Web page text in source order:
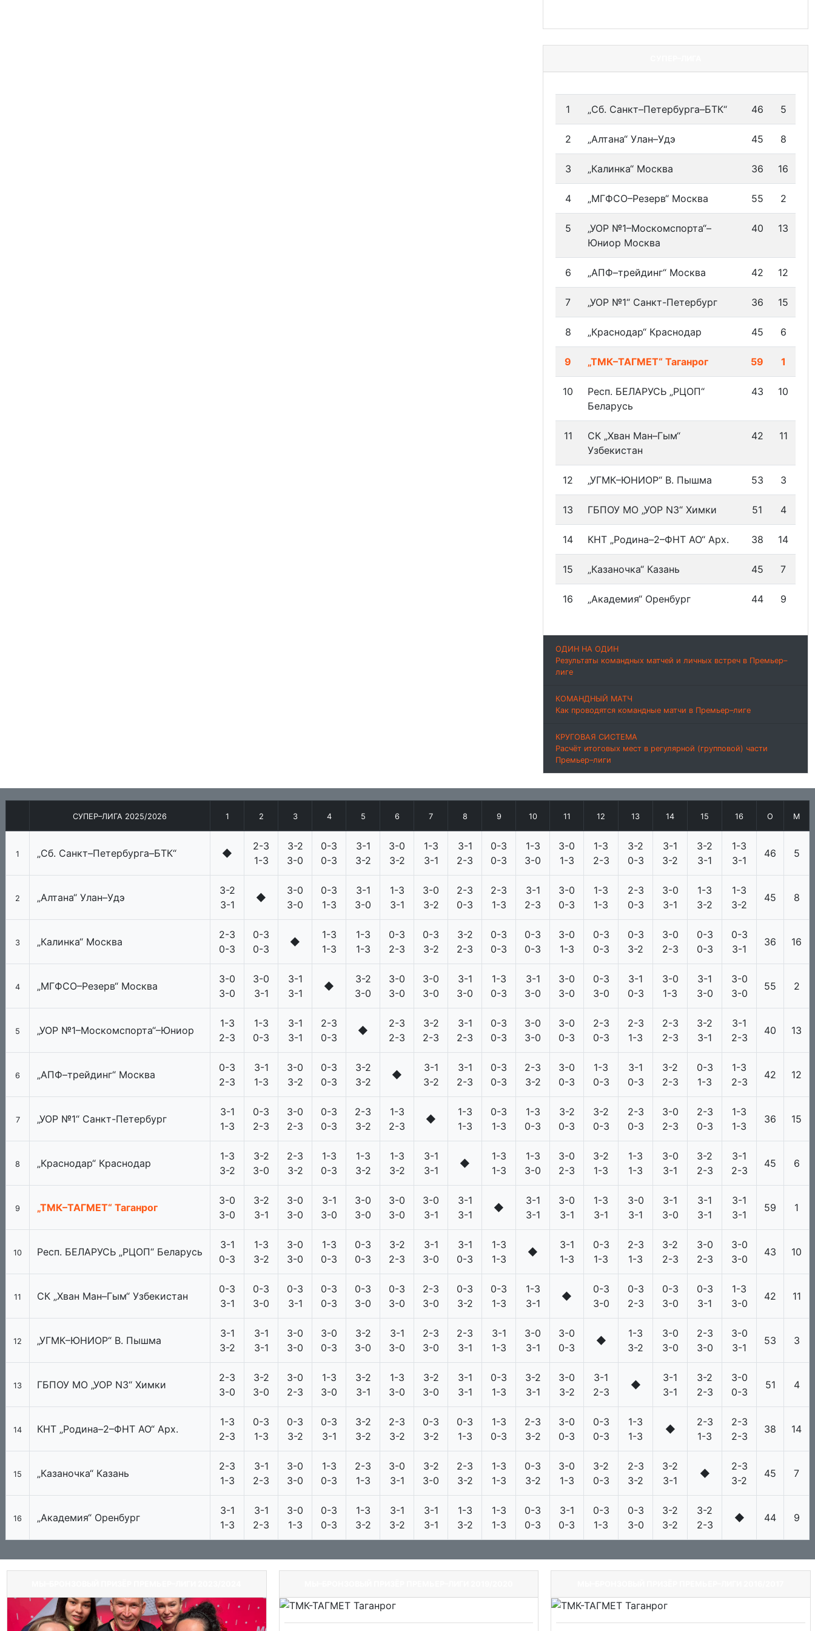
1 „Сб. Санкт–Петербурга–БТК“ 46 5
2 „Алтана“ Улан–Удэ 45 8
3 „Калинка“ Москва 36 16
4 „МГФСО–Резерв“ Москва 55 2
5
„УОР №1–Москомспорта“–
Юниор Москва
40 13
6 „АПФ–трейдинг“ Москва 42 12
7 „УОР №1“ Санкт-Петербург 36 15
8 „Краснодар“ Краснодар 45 6
9 „ТМК–ТАГМЕТ“ Таганрог 59 1
10
Респ. БЕЛАРУСЬ „РЦОП“
Беларусь
43 10
11
СК „Хван Ман–Гым“
Узбекистан
42 11
12 „УГМК–ЮНИОР“ В. Пышма 53 3
13 ГБПОУ МО „УОР N3“ Химки 51 4
14 КНТ „Родина–2–ФНТ АО“ Арх. 38 14
15 „Казаночка“ Казань 45 7
16 „Академия“ Оренбург 44 9
ОДИН НА ОДИН
Результаты командных матчей и личных встреч в Премьер–
лиге
КОМАНДНЫЙ МАТЧ
Как проводятся командные матчи в Премьер–лиге
КРУГОВАЯ СИСТЕМА
Расчёт итоговых мест в регулярной (групповой) части
Премьер–лиги
СУПЕР–ЛИГА 2025/2026 1 2 3 4 5 6 7 8 9 10 11 12 13 14 15 16 О М
1 „Сб. Санкт–Петербурга–БТК“ ◆
2-3
1-3
3-2
3-0
0-3
0-3
3-1
3-2
3-0
3-2
1-3
3-1
3-1
2-3
0-3
0-3
1-3
3-0
3-0
1-3
1-3
2-3
3-2
0-3
3-1
3-2
3-2
3-1
1-3
3-1
46 5
2 „Алтана“ Улан–Удэ
3-2
3-1
◆
3-0
3-0
0-3
1-3
3-1
3-0
1-3
3-1
3-0
3-2
2-3
0-3
2-3
1-3
3-1
2-3
3-0
0-3
1-3
1-3
2-3
0-3
3-0
3-1
1-3
3-2
1-3
3-2
45 8
3 „Калинка“ Москва
2-3
0-3
0-3
0-3
◆
1-3
1-3
1-3
1-3
0-3
2-3
0-3
3-2
3-2
2-3
0-3
0-3
0-3
0-3
3-0
1-3
0-3
0-3
0-3
3-2
3-0
2-3
0-3
0-3
0-3
3-1
36 16
4 „МГФСО–Резерв“ Москва
3-0
3-0
3-0
3-1
3-1
3-1
◆
3-2
3-0
3-0
3-0
3-0
3-0
3-1
3-0
1-3
0-3
3-1
3-0
3-0
3-0
0-3
3-0
3-1
0-3
3-0
1-3
3-1
3-0
3-0
3-0
55 2
5 „УОР №1–Москомспорта“–Юниор
1-3
2-3
1-3
0-3
3-1
3-1
2-3
0-3
◆
2-3
2-3
3-2
2-3
3-1
2-3
0-3
0-3
3-0
3-0
3-0
0-3
2-3
0-3
2-3
1-3
2-3
2-3
3-2
3-1
3-1
2-3
40 13
6 „АПФ–трейдинг“ Москва
0-3
2-3
3-1
1-3
3-0
3-2
0-3
0-3
3-2
3-2
◆
3-1
3-2
3-1
2-3
0-3
0-3
2-3
3-2
3-0
0-3
1-3
0-3
3-1
0-3
3-2
2-3
0-3
1-3
1-3
2-3
42 12
7 „УОР №1“ Санкт-Петербург
3-1
1-3
0-3
2-3
3-0
2-3
0-3
0-3
2-3
3-2
1-3
2-3
◆
1-3
1-3
0-3
1-3
1-3
0-3
3-2
0-3
3-2
0-3
2-3
0-3
3-0
2-3
2-3
0-3
1-3
1-3
36 15
8 „Краснодар“ Краснодар
1-3
3-2
3-2
3-0
2-3
3-2
1-3
0-3
1-3
3-2
1-3
3-2
3-1
3-1
◆
1-3
1-3
1-3
3-0
3-0
2-3
3-2
1-3
1-3
1-3
3-0
3-1
3-2
2-3
3-1
2-3
45 6
9 „ТМК–ТАГМЕТ“ Таганрог
3-0
3-0
3-2
3-1
3-0
3-0
3-1
3-0
3-0
3-0
3-0
3-0
3-0
3-1
3-1
3-1
◆
3-1
3-1
3-0
3-1
1-3
3-1
3-0
3-1
3-1
3-0
3-1
3-1
3-1
3-1
59 1
10 Респ. БЕЛАРУСЬ „РЦОП“ Беларусь
3-1
0-3
1-3
3-2
3-0
3-0
1-3
0-3
0-3
0-3
3-2
2-3
3-1
3-0
3-1
0-3
1-3
1-3
◆
3-1
1-3
0-3
1-3
2-3
1-3
3-2
2-3
3-0
2-3
3-0
3-0
43 10
11 СК „Хван Ман–Гым“ Узбекистан
0-3
3-1
0-3
3-0
0-3
3-1
0-3
0-3
0-3
3-0
0-3
3-0
2-3
3-0
0-3
3-2
0-3
1-3
1-3
3-1
◆
0-3
3-0
0-3
2-3
0-3
3-0
0-3
3-1
1-3
3-0
42 11
12 „УГМК–ЮНИОР“ В. Пышма
3-1
3-2
3-1
3-1
3-0
3-0
3-0
0-3
3-2
3-0
3-1
3-0
2-3
3-0
2-3
3-1
3-1
1-3
3-0
3-1
3-0
0-3
◆
1-3
3-2
3-0
3-0
2-3
3-0
3-0
3-1
53 3
13 ГБПОУ МО „УОР N3“ Химки
2-3
3-0
3-2
3-0
3-0
2-3
1-3
3-0
3-2
3-1
1-3
3-0
3-2
3-0
3-1
3-1
0-3
1-3
3-2
3-1
3-0
3-2
3-1
2-3
◆
3-1
3-1
3-2
2-3
3-0
0-3
51 4
14 КНТ „Родина–2–ФНТ АО“ Арх.
1-3
2-3
0-3
1-3
0-3
3-2
0-3
3-1
3-2
3-2
2-3
3-2
0-3
3-2
0-3
1-3
1-3
0-3
2-3
3-2
3-0
0-3
0-3
0-3
1-3
1-3
◆
2-3
1-3
2-3
2-3
38 14
15 „Казаночка“ Казань
2-3
1-3
3-1
2-3
3-0
3-0
1-3
0-3
2-3
1-3
3-0
3-1
3-2
3-0
2-3
3-2
1-3
1-3
0-3
3-2
3-0
1-3
3-2
0-3
2-3
3-2
3-2
3-1
◆
2-3
3-2
45 7
16 „Академия“ Оренбург
3-1
1-3
3-1
2-3
3-0
1-3
0-3
0-3
1-3
3-2
3-1
3-2
3-1
3-1
1-3
3-2
1-3
1-3
0-3
0-3
3-1
0-3
0-3
1-3
0-3
3-0
3-2
3-2
3-2
2-3
◆ 44 9